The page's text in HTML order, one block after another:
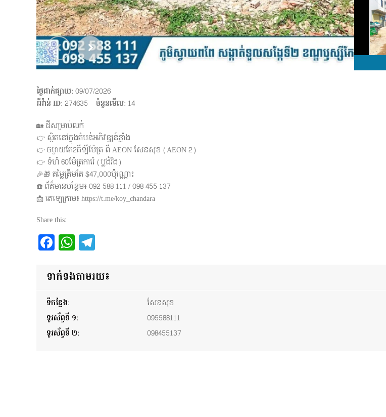
ថ្ងៃដាក់ផ្សាយ: 09/07/2026
អីវ៉ាន់ ID: 274635 ចំនួនមើល: 14
🏡 ដីសម្រាប់លក់
👉 ស្ថិតនៅក្នុងតំបន់អភិវឌ្ឍន៍ខ្លាំង
👉 ចម្ងាយតែ2គីឡីម៉ែត្រ ពី AEON សែនសុខ (AEON 2)
👉 ទំហំ 60ម៉ែត្រការ៉េ (ប្លង់រឹង)
🎉🎁 តម្លៃត្រឹមតែ $47,000ប៉ុណ្ណោះ
☎️ ព័ត៌មានបន្ថែម៖ 092​ 588​ 111 /​ 098​​ 455 137
📩 តេឡេក្រាម៖ https://t.me/koy_chandara
Share this:
Facebook
WhatsApp
ទាក់ទងតាមរយ៖
ទីកន្លែង:
សែនសុខ
ទូរស័ព្ទទី ១:
095588111
ទូរស័ព្ទទី ២:
098455137